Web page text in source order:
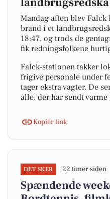
Mandag aften blev
brand i et
18:47, og trods de
fik redningsfolkene
Falck-stationen takker
frigive personale under
tager ekstra vagter. De
alle, der har sendt
Kopiér link
DET SKER 22 timer siden
Spændende